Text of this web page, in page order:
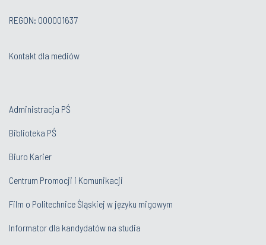
REGON: 000001637
Kontakt dla mediów
Administracja PŚ
Biblioteka PŚ
Biuro Karier
Centrum Promocji i Komunikacji
Film o Politechnice Śląskiej w języku migowym
Informator dla kandydatów na studia